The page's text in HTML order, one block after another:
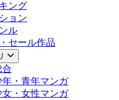
ング
ョン
ル
セール作品
合
年・青年マンガ
女・女性マンガ